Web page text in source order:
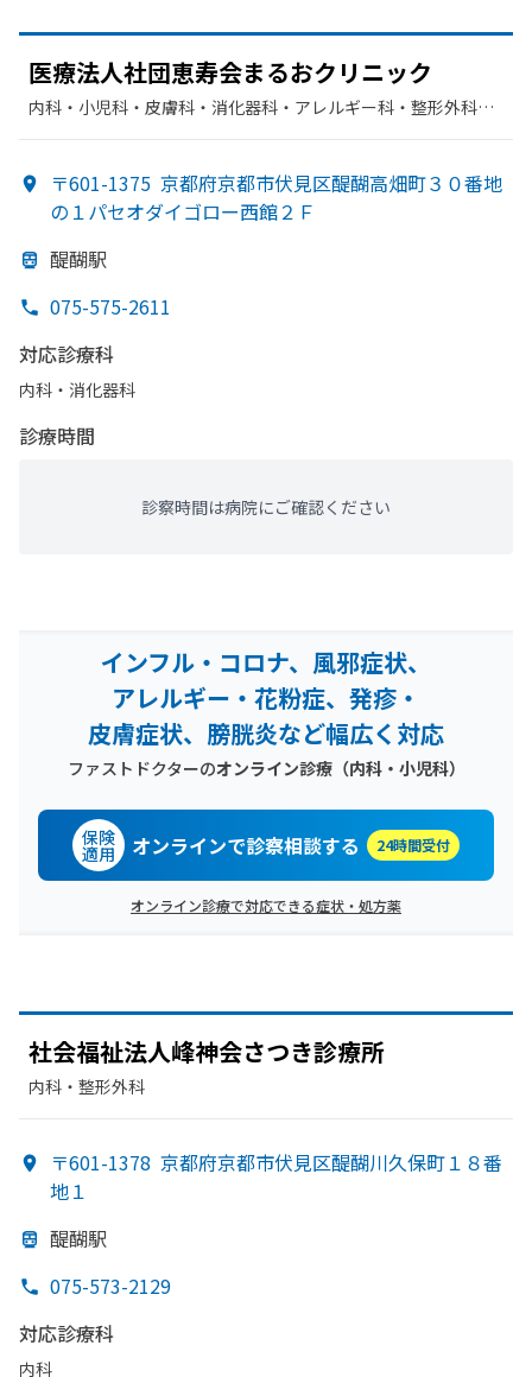
医療法人社団恵寿会まるおクリニック
内科・​小児科・​皮膚科・​消化器科・​アレルギー科・​整形外科・​
〒601-1375 京都府京都市伏見区醍醐高畑町３０番地
の１パセオダイゴロー西館２Ｆ
醍醐駅
075-575-2611
対応診療科
内科・​消化器科
診療時間
診察時間は病院にご確認ください
インフル・コロナ、風邪症状、
アレルギー・花粉症、発疹・
皮膚症状、膀胱炎など幅広く対応
ファストドクターのオンライン診療（内科・小児科）
保険
適用 オンラインで診察相談する 24時間受付
オンライン診療で対応できる症状・処方薬
社会福祉法人峰神会さつき診療所
内科・​整形外科
〒601-1378 京都府京都市伏見区醍醐川久保町１８番
地１
醍醐駅
075-573-2129
対応診療科
内科